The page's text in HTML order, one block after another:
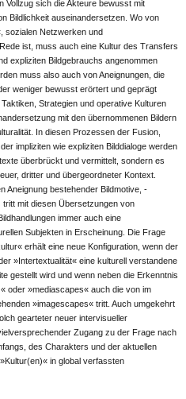
Vollzug sich die Akteure bewusst mit
Bildlichkeit auseinandersetzen. Wo von
sozialen Netzwerken und
ist, muss auch eine Kultur des Transfers
expliziten Bildgebrauchs angenommen
muss also auch von Aneignungen, die
weniger bewusst erörtert und geprägt
Strategien und operative Kulturen
mit den übernommenen Bildern
In diesen Prozessen der Fusion,
impliziten wie expliziten Bilddialoge werden
überbrückt und vermittelt, sondern es
dritter und übergeordneter Kontext.
Aneignung bestehender Bildmotive, -
mit diesen Übersetzungen von
immer auch eine
Subjekten in Erscheinung. Die Frage
erhält eine neue Konfiguration, wenn der
»Intertextualität« eine kulturell verstandene
gestellt wird und wenn neben die Erkenntnis
oder »mediascapes« auch die von im
»imagescapes« tritt. Auch umgekehrt
gearteter neuer intervisueller
Zugang zu der Frage nach
des Charakters und der aktuellen
in global verfassten